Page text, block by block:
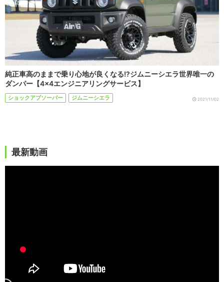
純正車高のままで乗り心地が良くなる!?ジムニーシエラ世界唯一の
ダンパー【4×4エンジニアリングサービス】
ショックアブソーバー ジムニーシエラ 2021/11/02
最新動画